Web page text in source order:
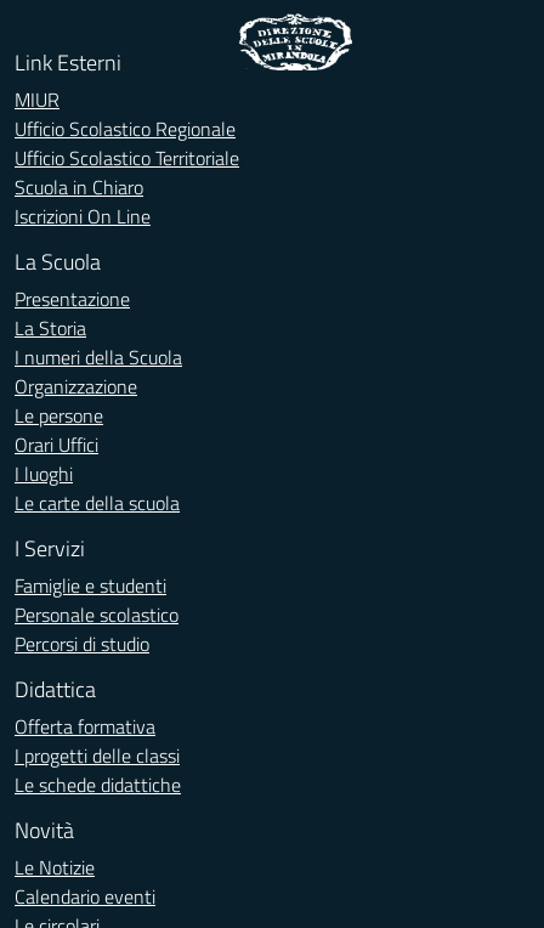
Link Esterni
MIUR
Ufficio Scolastico Regionale
Ufficio Scolastico Territoriale
Scuola in Chiaro
Iscrizioni On Line
La Scuola
Presentazione
La Storia
I numeri della Scuola
Organizzazione
Le persone
Orari Uffici
I luoghi
Le carte della scuola
I Servizi
Famiglie e studenti
Personale scolastico
Percorsi di studio
Didattica
Offerta formativa
I progetti delle classi
Le schede didattiche
Novità
Le Notizie
Calendario eventi